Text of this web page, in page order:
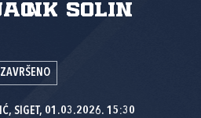
NK Solin
ZAVRŠENO
SIGET, 01.03.2026. 15:30